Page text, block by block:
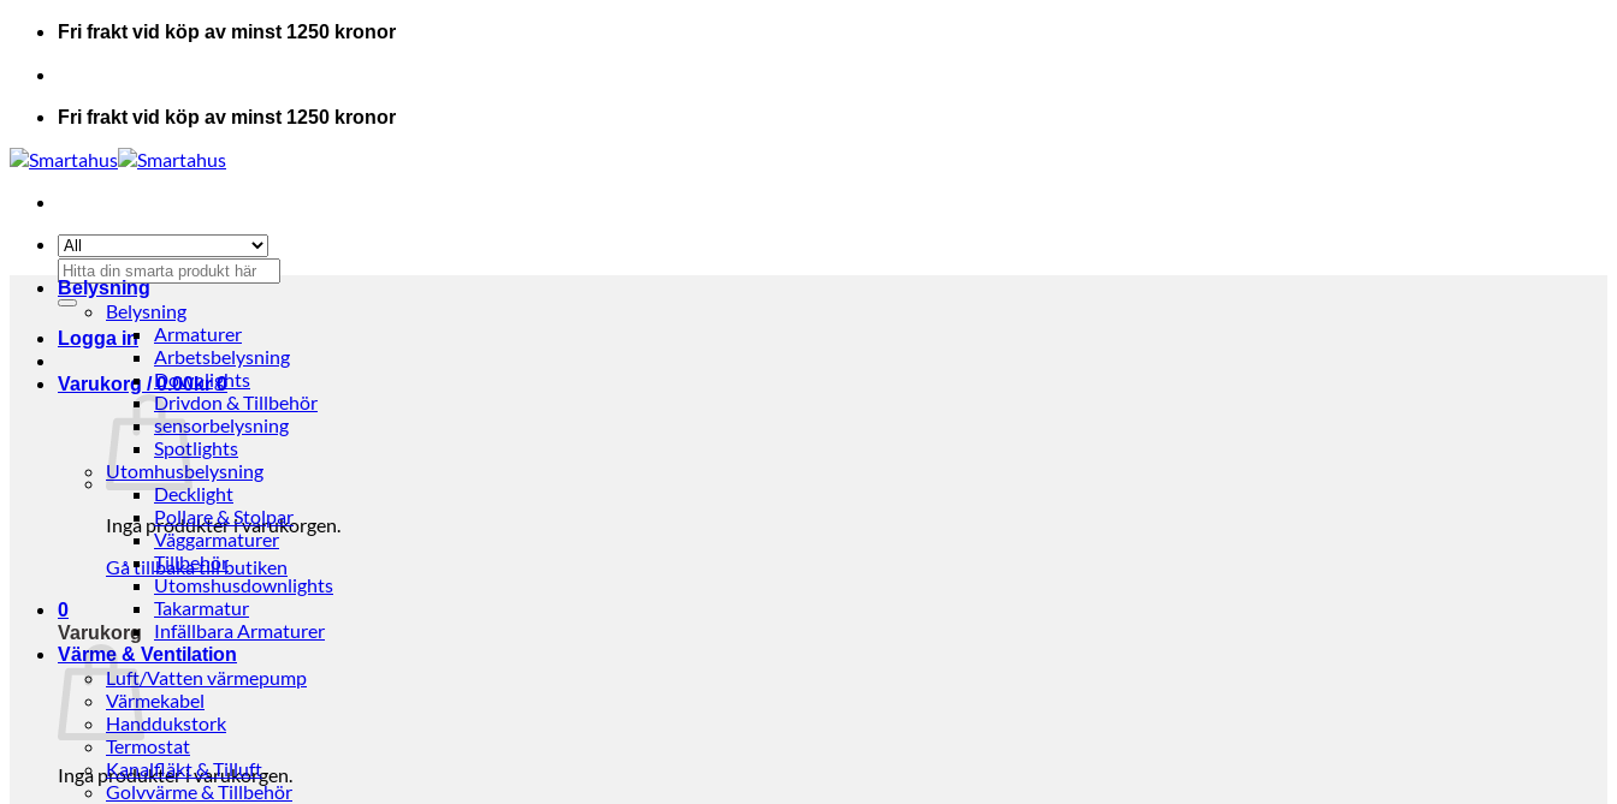
Skip
content
Fri frakt vid köp av minst 1250 kronor
Fri frakt vid köp av minst 1250 kronor
Sök
efter:
Logga in
Varukorg /0.00kr 0
Inga produkter i varukorgen.
Gå tillbaka till butiken
0
Varukorg
Inga produkter i varukorgen.
Belysning
Belysning
Armaturer
Arbetsbelysning
Downlights
Drivdon & Tillbehör
sensorbelysning
Spotlights
Utomhusbelysning
Decklight
Pollare & Stolpar
Väggarmaturer
Tillbehör
Utomshusdownlights
Takarmatur
Infällbara Armaturer
Värme & Ventilation
Luft/Vatten värmepump
Värmekabel
Handdukstork
Termostat
Kanalfläkt & Tilluft
Golvvärme & Tillbehör